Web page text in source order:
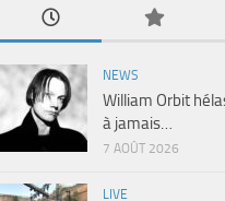
NEWS
William Orbit
à jamais…
7 AOÛT 2026
LIVE